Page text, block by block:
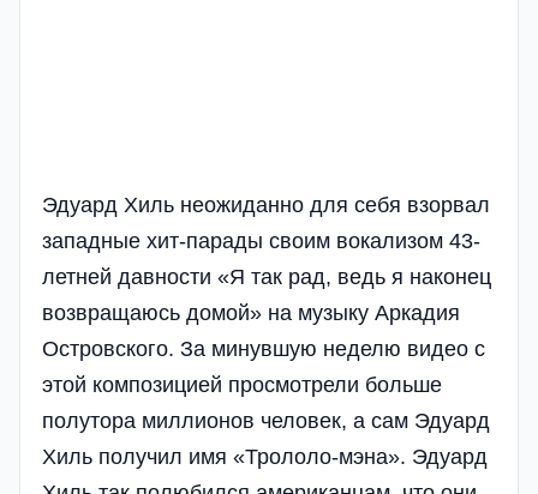
Эдуард Хиль неожиданно для себя взорвал
западные хит-парады своим вокализом 43-
летней давности «Я так рад, ведь я наконец
возвращаюсь домой» на музыку Аркадия
Островского. За минувшую неделю видео с
этой композицией просмотрели больше
полутора миллионов человек, а сам Эдуард
Хиль получил имя «Трололо-мэна». Эдуард